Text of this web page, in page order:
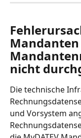
Mandanten
nicht
Die technische
und Vorsystem